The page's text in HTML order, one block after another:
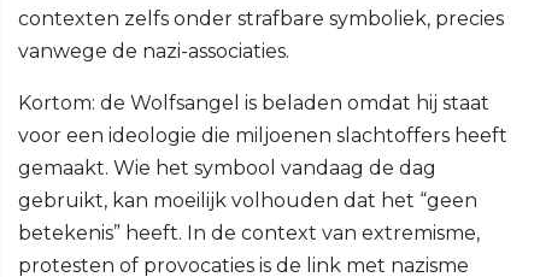
contexten zelfs onder strafbare symboliek, precies
vanwege de nazi-associaties.
Kortom: de Wolfsangel is beladen omdat hij staat
voor een ideologie die miljoenen slachtoffers heeft
gemaakt. Wie het symbool vandaag de dag
gebruikt, kan moeilijk volhouden dat het “geen
betekenis” heeft. In de context van extremisme,
protesten of provocaties is de link met nazisme